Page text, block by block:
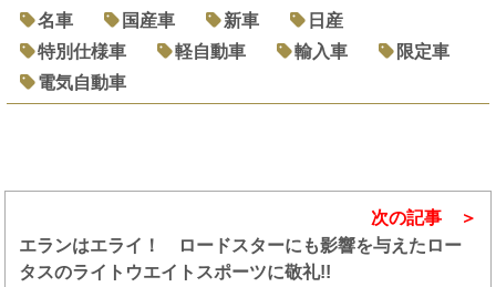
名車
国産車 新車
日産
特別仕様車
軽自動車 輸入車
限定車
電気自動車
次の記事
エランはエライ！ ロードスターにも影響を与えたロー
タスのライトウエイトスポーツに敬礼!!